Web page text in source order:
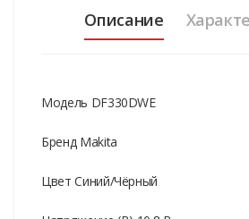
Описание
Модель DF330DWE
Бренд Makita
Цвет Синий/Чёрный